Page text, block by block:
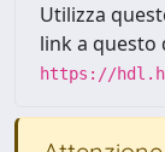
Utilizza
link a questo
https://